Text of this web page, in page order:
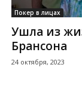
Покер в лицах
Ушла из
Брансона
24 октября, 2023